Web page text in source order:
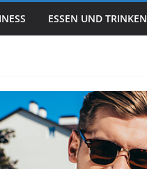
ESSEN UND TRINKEN